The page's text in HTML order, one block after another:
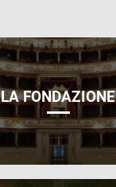
LA FONDAZIONE